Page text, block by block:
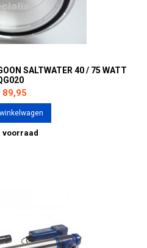
SALTWATER 40 / 75 WATT
89,95
voorraad